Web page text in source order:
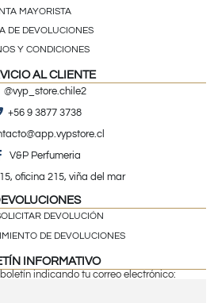
MAYORISTA
DE DEVOLUCIONES
Y CONDICIONES
AL CLIENTE
@vyp_store.chile2
+56 9 3877 3738
V&P Perfumeria
oficina 215, viña del mar
DEVOLUCIÓN
DE DEVOLUCIONES
INFORMATIVO
indicando tu correo electrónico: